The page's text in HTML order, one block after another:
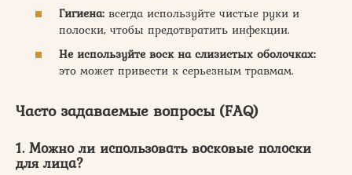
Гигиена: всегда используйте чистые руки и
полоски, чтобы предотвратить инфекции.
Не используйте воск на слизистых оболочках:
это может привести к серьезным травмам.
Часто задаваемые вопросы (FAQ)
1. Можно ли использовать восковые полоски
для лица?